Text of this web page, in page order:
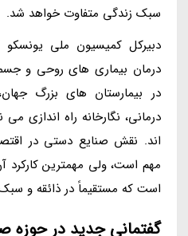
سبک زندگی متفاوت خواهد شد.
دبیرکل کمیسیون ملی یونسکو
درمان بیماری های روحی و
در بیمارستان های بزرگ
درمانی، نگارخانه راه اندازی می
اند. نقش صنایع دستی در
مهم است، ولی مهمترین
است که مستقیماً در ذائقه و
گفتمانی جدید در حوزه